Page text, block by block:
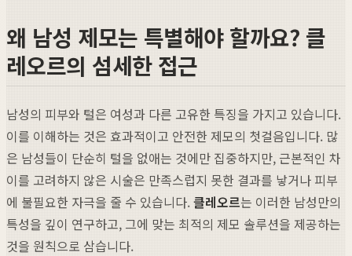
왜 남성 제모는 특별해야 할까요? 클
레오르의 섬세한 접근
남성의 피부와 털은 여성과 다른 고유한 특징을 가지고 있습니다.
이를 이해하는 것은 효과적이고 안전한 제모의 첫걸음입니다. 많
은 남성들이 단순히 털을 없애는 것에만 집중하지만, 근본적인 차
이를 고려하지 않은 시술은 만족스럽지 못한 결과를 낳거나 피부
에 불필요한 자극을 줄 수 있습니다.클레오르는 이러한 남성만의
특성을 깊이 연구하고, 그에 맞는 최적의 제모 솔루션을 제공하는
것을 원칙으로 삼습니다.